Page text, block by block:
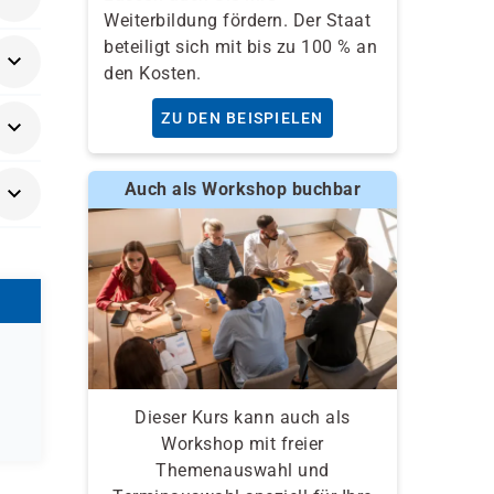
Weiterbildung fördern. Der Staat
beteiligt sich mit bis zu 100 % an
den Kosten.
ZU DEN BEISPIELEN
Auch als Workshop buchbar
Dieser Kurs kann auch als
Workshop mit freier
Themenauswahl und